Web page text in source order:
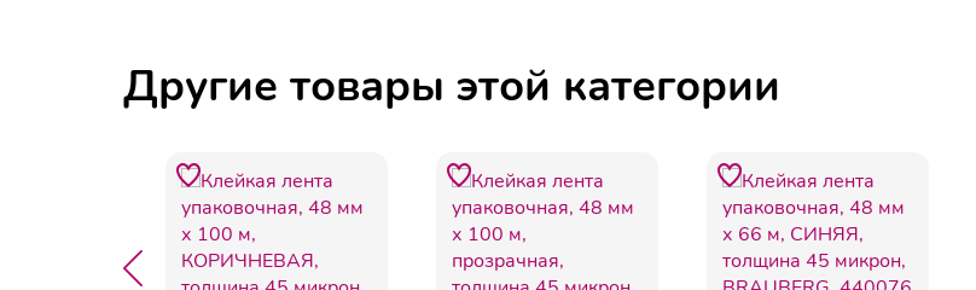
Другие товары этой категории